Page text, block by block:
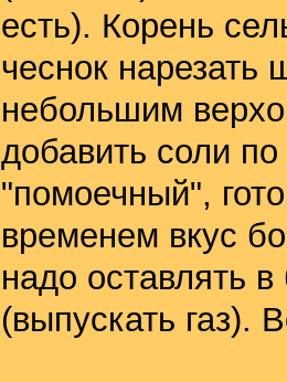
есть). Корень
чеснок нарезать
небольшим
добавить соли
"помоечный",
временем вкус
надо оставлять
(выпускать газ).